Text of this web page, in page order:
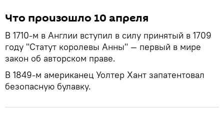
Что произошло 10 апреля
В 1710-м в Англии вступил в силу принятый в 1709
году "Статут королевы Анны" — первый в мире
закон об авторском праве.
В 1849-м американец Уолтер Хант запатентовал
безопасную булавку.